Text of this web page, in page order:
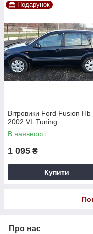
Подарунок
Вітровики Ford Fusion Hb
2002 VL Tuning
В наявності
1 095 ₴
Купити
Про нас